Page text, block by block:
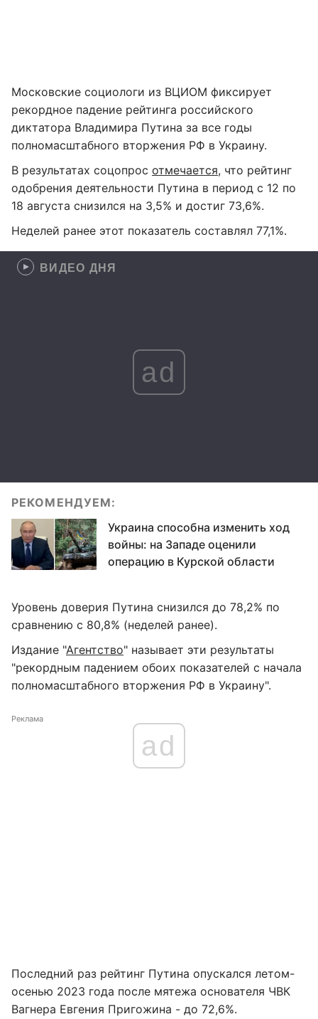
Московские социологи из ВЦИОМ фиксирует
рекордное падение рейтинга российского
диктатора Владимира Путина за все годы
полномасштабного вторжения РФ в Украину.
В результатах соцопрос отмечается, что рейтинг
одобрения деятельности Путина в период с 12 по
18 августа снизился на 3,5% и достиг 73,6%.
Неделей ранее этот показатель составлял 77,1%.
ВИДЕО ДНЯ
ad
РЕКОМЕНДУЕМ:
Украина способна изменить ход
войны: на Западе оценили
операцию в Курской области
Уровень доверия Путина снизился до 78,2% по
сравнению с 80,8% (неделей ранее).
Издание "Агентство" называет эти результаты
"рекордным падением обоих показателей с начала
полномасштабного вторжения РФ в Украину".
Реклама
ad
Последний раз рейтинг Путина опускался летом-
осенью 2023 года после мятежа основателя ЧВК
Вагнера Евгения Пригожина - до 72,6%.